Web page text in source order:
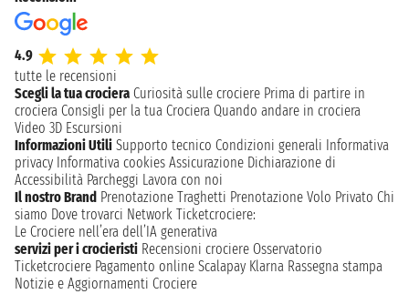
4.9
tutte le recensioni
Scegli la tua crociera Curiosità sulle crociere Prima di partire in
crociera Consigli per la tua Crociera Quando andare in crociera
Video 3D Escursioni
Informazioni Utili Supporto tecnico Condizioni generali Informativa
privacy Informativa cookies Assicurazione Dichiarazione di
Accessibilità Parcheggi Lavora con noi
Il nostro Brand Prenotazione Traghetti Prenotazione Volo Privato Chi
siamo Dove trovarci Network Ticketcrociere:
Le Crociere nell’era dell’IA generativa
servizi per i crocieristi Recensioni crociere Osservatorio
Ticketcrociere Pagamento online Scalapay Klarna Rassegna stampa
Notizie e Aggiornamenti Crociere